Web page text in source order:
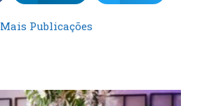
Mais Publicações